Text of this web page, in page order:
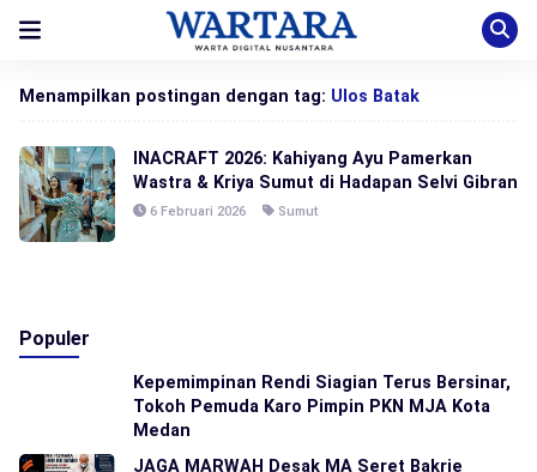
Menampilkan postingan dengan tag: Ulos Batak
INACRAFT 2026: Kahiyang Ayu Pamerkan
Wastra & Kriya Sumut di Hadapan Selvi Gibran
6 Februari 2026 Sumut
Populer
Kepemimpinan Rendi Siagian Terus Bersinar,
Tokoh Pemuda Karo Pimpin PKN MJA Kota
Medan
JAGA MARWAH Desak MA Seret Bakrie